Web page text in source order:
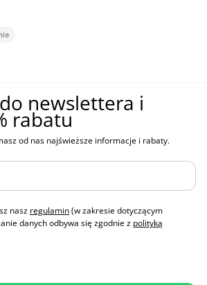
newslettera i
rabatu
od nas najświeższe informacje i rabaty.
nasz regulamin(w zakresie dotyczącym
danych odbywa się zgodnie z polityką